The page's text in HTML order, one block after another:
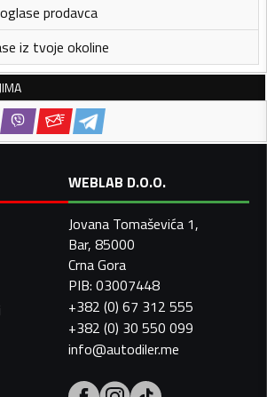
prodavca
iz tvoje okoline
WEBLAB D.O.O.
Jovana Tomaševića 1,
Bar, 85000
Crna Gora
PIB: 03007448
+382 (0) 67 312 555
+382 (0) 30 550 099
info@autodiler.me